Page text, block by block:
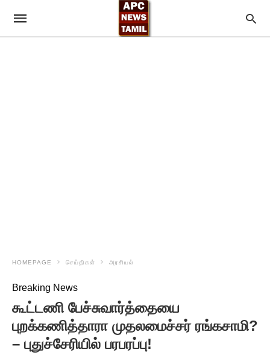
HOMEPAGE செய்திகள் அரசியல்
Breaking News
கூட்டணி பேச்சுவார்த்தையை
புறக்கணித்தாரா முதலமைச்சர் ரங்கசாமி?
– புதுச்சேரியில் பரபரப்பு!